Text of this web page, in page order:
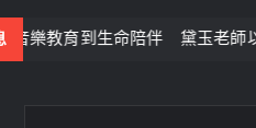
育到生命陪伴 黛玉老師以生命